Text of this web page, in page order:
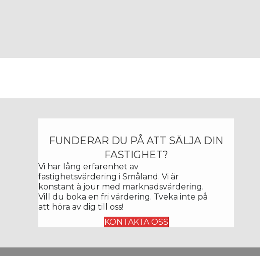
FUNDERAR DU PÅ ATT SÄLJA DIN
FASTIGHET?
Vi har lång erfarenhet av
fastighetsvärdering i Småland. Vi är
konstantà jour med marknadsvärdering.
Vill du boka en fri värdering. Tveka inte på
att höra av dig till oss!
KONTAKTA OSS